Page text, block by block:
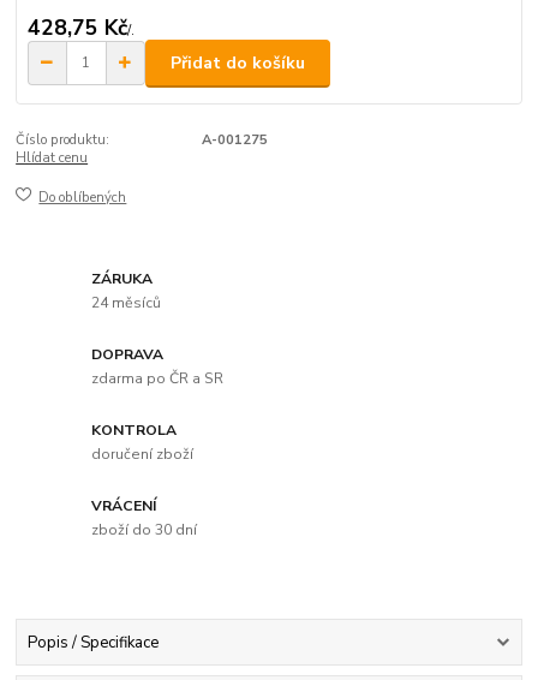
428,75 Kč/.
Přidat do košíku
Číslo produktu:
A-001275
Hlídat cenu
Do oblíbených
ZÁRUKA
24 měsíců
DOPRAVA
zdarma po ČR a SR
KONTROLA
doručení zboží
VRÁCENÍ
zboží do 30 dní
Popis / Specifikace